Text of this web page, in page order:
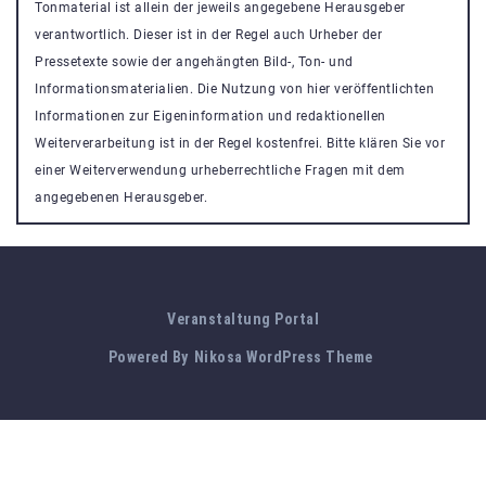
Tonmaterial ist allein der jeweils angegebene Herausgeber
verantwortlich. Dieser ist in der Regel auch Urheber der
Pressetexte sowie der angehängten Bild-, Ton- und
Informationsmaterialien. Die Nutzung von hier veröffentlichten
Informationen zur Eigeninformation und redaktionellen
Weiterverarbeitung ist in der Regel kostenfrei. Bitte klären Sie vor
einer Weiterverwendung urheberrechtliche Fragen mit dem
angegebenen Herausgeber.
Veranstaltung Portal
Powered By Nikosa WordPress Theme